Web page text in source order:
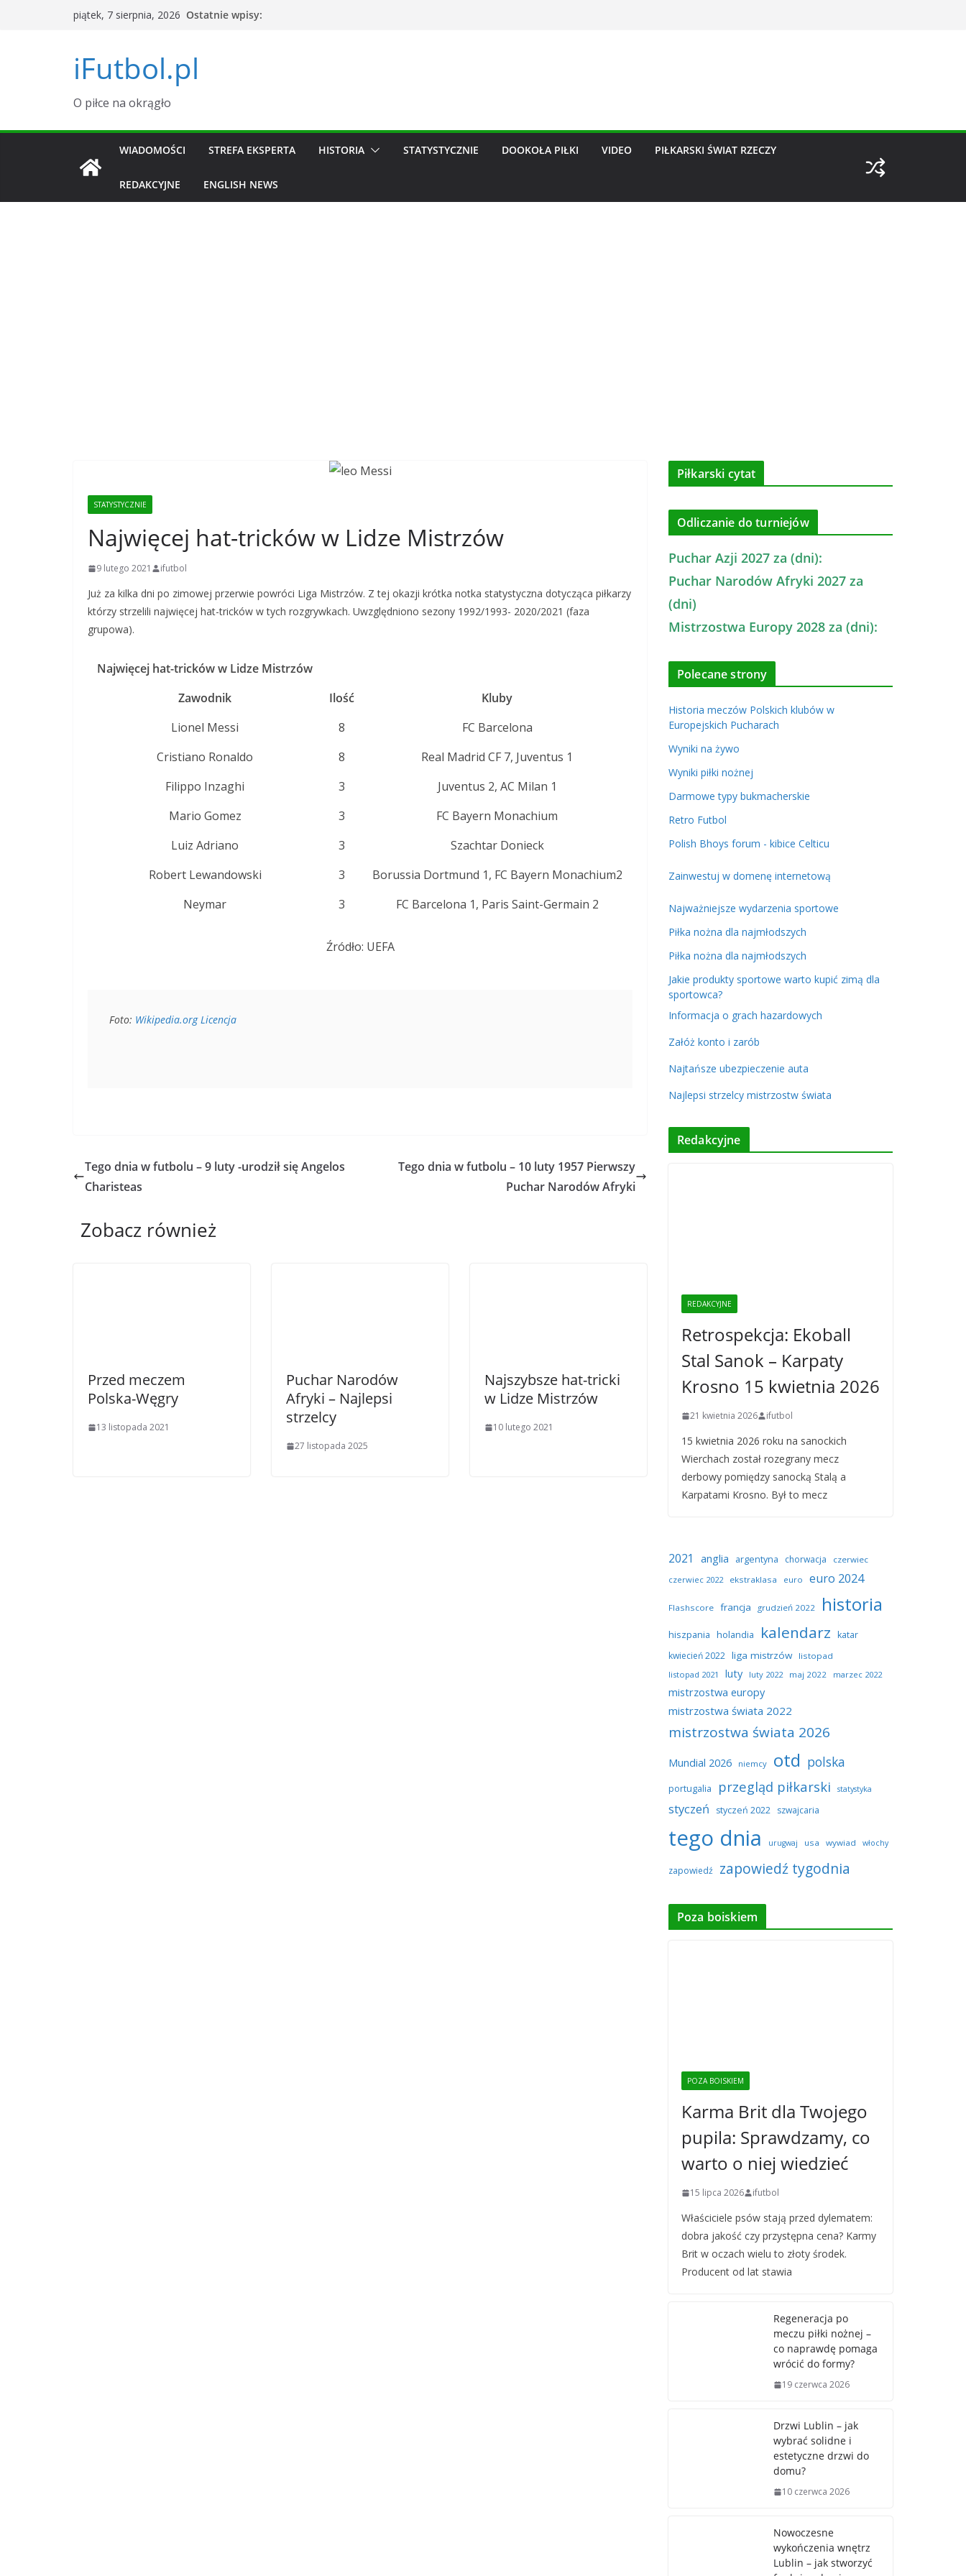
piątek, 7 sierpnia, 2026 Ostatnie wpisy:
iFutbol.pl
O piłce na okrągło
WIADOMOŚCI STREFA EKSPERTA HISTORIA STATYSTYCZNIE DOOKOŁA PIŁKI VIDEO PIŁKARSKI ŚWIAT RZECZY
REDAKCYJNE ENGLISH NEWS
STATYSTYCZNIE
Najwięcej hat-tricków w Lidze Mistrzów
9 lutego 2021 ifutbol
Już za kilka dni po zimowej przerwie powróci Liga Mistrzów. Z tej okazji krótka notka statystyczna dotycząca piłkarzy
którzy strzelili najwięcej hat-tricków w tych rozgrywkach. Uwzględniono sezony 1992/1993- 2020/2021 (faza
grupowa).
Najwięcej hat-tricków w Lidze Mistrzów
Zawodnik
Ilość
Kluby
Lionel Messi
8
FC Barcelona
Cristiano Ronaldo
8
Real Madrid CF 7, Juventus 1
Filippo Inzaghi
3
Juventus 2, AC Milan 1
Mario Gomez
3
FC Bayern Monachium
Luiz Adriano
3
Szachtar Donieck
Robert Lewandowski
3
Borussia Dortmund 1, FC Bayern Monachium2
Neymar
3 FC Barcelona 1, Paris Saint-Germain 2
Źródło: UEFA
Foto: Wikipedia.org Licencja
Tego dnia w futbolu – 9 luty -urodził się Angelos
Charisteas
Tego dnia w futbolu – 10 luty 1957 Pierwszy
Puchar Narodów Afryki
Zobacz również
Przed meczem
Polska-Węgry
13 listopada 2021
Puchar Narodów
Afryki – Najlepsi
strzelcy
27 listopada 2025
Najszybsze hat-tricki
w Lidze Mistrzów
10 lutego 2021
Piłkarski cytat
Odliczanie do turniejów
Puchar Azji 2027 za (dni):
Puchar Narodów Afryki 2027 za
(dni)
Mistrzostwa Europy 2028 za (dni):
Polecane strony
Historia meczów Polskich klubów w
Europejskich Pucharach
Wyniki na żywo
Wyniki piłki nożnej
Darmowe typy bukmacherskie
Retro Futbol
Polish Bhoys forum - kibice Celticu
Zainwestuj w domenę internetową
Najważniejsze wydarzenia sportowe
Piłka nożna dla najmłodszych
Piłka nożna dla najmłodszych
Jakie produkty sportowe warto kupić zimą dla
sportowca?
Informacja o grach hazardowych
Załóż konto i zarób
Najtańsze ubezpieczenie auta
Najlepsi strzelcy mistrzostw świata
Redakcyjne
REDAKCYJNE
Retrospekcja: Ekoball
Stal Sanok – Karpaty
Krosno 15 kwietnia 2026
21 kwietnia 2026 ifutbol
15 kwietnia 2026 roku na sanockich
Wierchach został rozegrany mecz
derbowy pomiędzy sanocką Stalą a
Karpatami Krosno. Był to mecz
2021 anglia argentyna chorwacja
czerwiec
czerwiec 2022
ekstraklasa euro euro 2024
Flashscore francja grudzień 2022 historia
hiszpania holandia kalendarz katar
kwiecień 2022 liga mistrzów
listopad
listopad 2021
luty luty 2022 maj 2022 marzec 2022
mistrzostwa europy
mistrzostwa świata 2022
mistrzostwa świata 2026
Mundial 2026 niemcy otd polska
portugalia przegląd piłkarski statystyka
styczeń styczeń 2022 szwajcaria
tego dnia urugwaj usa wywiad włochy
zapowiedź zapowiedź tygodnia
Poza boiskiem
POZA BOISKIEM
Karma Brit dla Twojego
pupila: Sprawdzamy, co
warto o niej wiedzieć
15 lipca 2026 ifutbol
Właściciele psów stają przed dylematem:
dobra jakość czy przystępna cena? Karmy
Brit w oczach wielu to złoty środek.
Producent od lat stawia
Regeneracja po
meczu piłki nożnej –
co naprawdę pomaga
wrócić do formy?
19 czerwca 2026
Drzwi Lublin – jak
wybrać solidne i
estetyczne drzwi do
domu?
10 czerwca 2026
Nowoczesne
wykończenia wnętrz
Lublin – jak stworzyć